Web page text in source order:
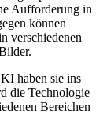
Aufforderung in
können
verschiedenen
haben sie ins
die Technologie
Bereichen